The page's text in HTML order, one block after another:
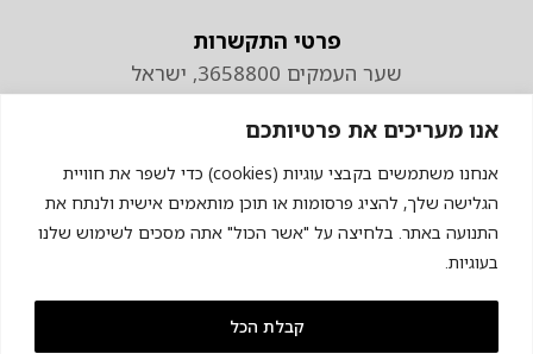
אנו מעריכים את פרטיותכם
אנחנו משתמשים בקבצי עוגיות (cookies) כדי לשפר את חוויית
הגלישה שלך, להציג פרסומות או תוכן מותאמים אישית ולנתח את
התנועה באתר. בלחיצה על "אשר הכול" אתה מסכים לשימוש שלנו
בעוגיות.
קבלת הכל
פרטי התקשרות
שער העמקים 3658800, ישראל
טלפון
074-7110298
© כל הזכויות שמורות לכרומגן